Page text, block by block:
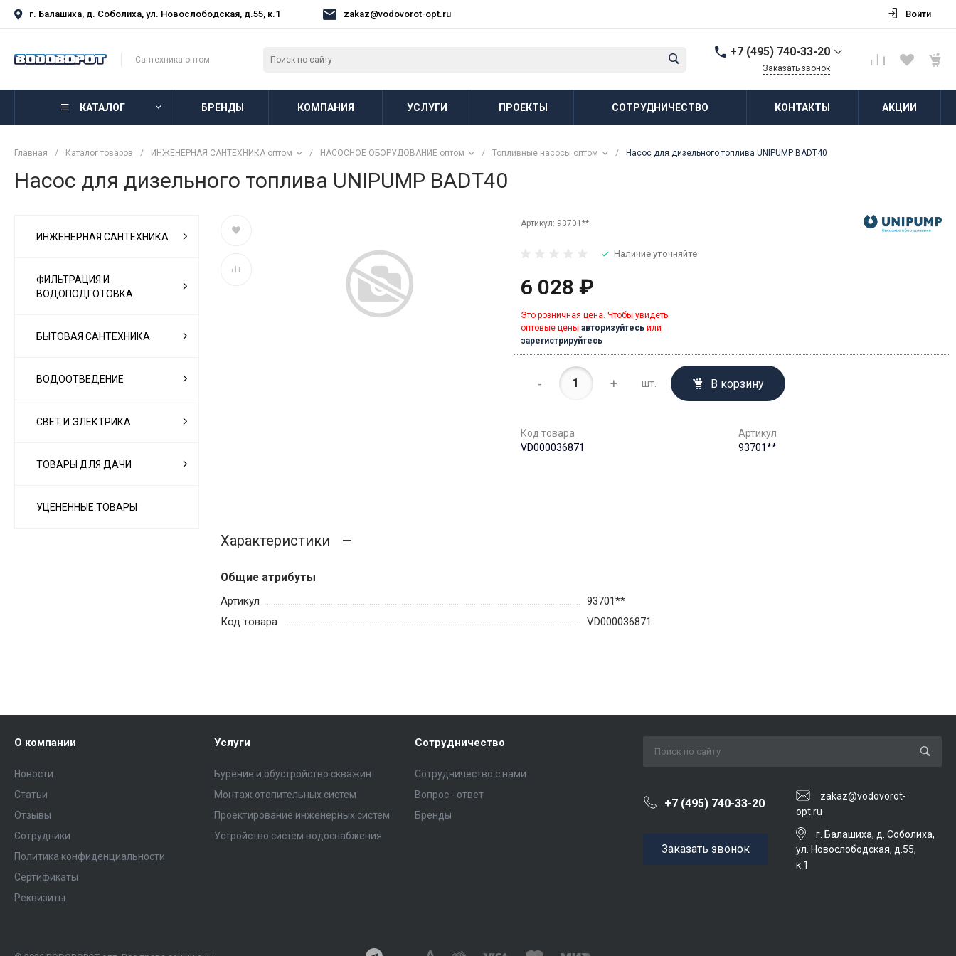
г. Балашиха, д. Соболиха, ул. Новослободская, д.55, к.1 zakaz@vodovorot-opt.ru Войти
Сантехника оптом
+7 (495) 740-33-20
г. Балашиха, д.
Пн-Пт: 8:00-18:00 Cб-Вс:
Заказать звонок
КАТАЛОГ БРЕНДЫ КОМПАНИЯ УСЛУГИ ПРОЕКТЫ СОТРУДНИЧЕСТВО КОНТАКТЫ АКЦИИ
Главная / Каталог товаров / ИНЖЕНЕРНАЯ САНТЕХНИКА оптом / НАСОСНОЕ ОБОРУДОВАНИЕ оптом / Топливные насосы оптом / Насос для дизельного топлива UNIPUMP BADT40
Насос для дизельного топлива UNIPUMP BADT40
ИНЖЕНЕРНАЯ САНТЕХНИКА
ФИЛЬТРАЦИЯ И
ВОДОПОДГОТОВКА
БЫТОВАЯ САНТЕХНИКА
ВОДООТВЕДЕНИЕ
СВЕТ И ЭЛЕКТРИКА
ТОВАРЫ ДЛЯ ДАЧИ
УЦЕНЕННЫЕ ТОВАРЫ
Артикул: 93701**
Наличие уточняйте
6 028 ₽
Это розничная цена. Чтобы увидеть
оптовые цены авторизуйтесьили
зарегистрируйтесь
- + шт. В корзину
Код товара
VD000036871
Артикул
93701**
Характеристики
Общие атрибуты
Артикул
93701**
Код товара
VD000036871
О компании
Новости
Статьи
Отзывы
Сотрудники
Политика конфиденциальности
Сертификаты
Реквизиты
Услуги
Бурение и обустройство скважин
Монтаж отопительных систем
Проектирование инженерных систем
Устройство систем водоснабжения
Сотрудничество
Сотрудничество с нами
Вопрос - ответ
Бренды
+7 (495) 740-33-20
zakaz@vodovorot-
opt.ru
Заказать звонок
г. Балашиха, д. Соболиха,
ул. Новослободская, д.55,
к.1